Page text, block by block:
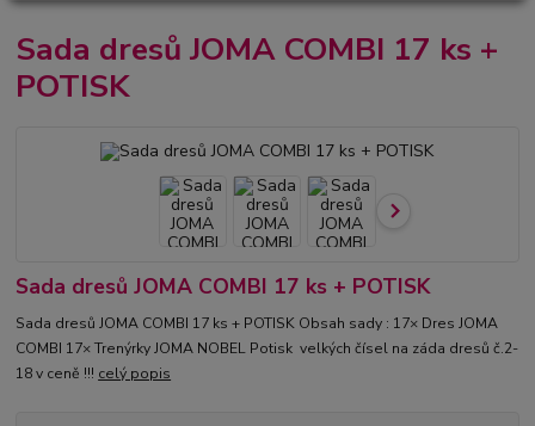
Sada dresů JOMA COMBI 17 ks +
POTISK
Sada dresů JOMA COMBI 17 ks + POTISK
Sada dresů JOMA COMBI 17 ks + POTISK Obsah sady : 17× Dres JOMA
COMBI 17× Trenýrky JOMA NOBEL Potisk velkých čísel na záda dresů č.2-
18 v ceně !!! celý popis